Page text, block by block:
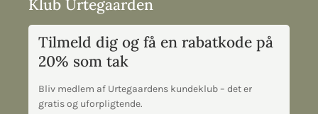
Klub Urtegaarden
Tilmeld dig og få en rabatkode på
20% som tak
Bliv medlem af Urtegaardens kundeklub – det er
gratis og uforpligtende.